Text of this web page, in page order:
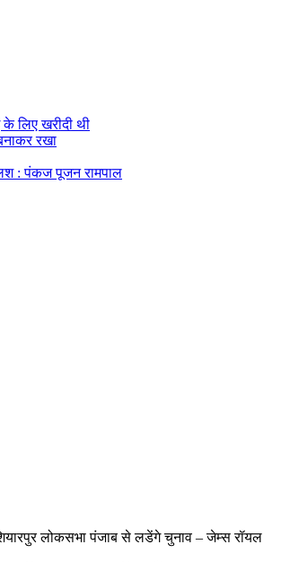
लिए खरीदी थी
रखा
: पंकज पूजन रामपाल
लोकसभा पंजाब से लडेंगे चुनाव – जेम्स रॉयल